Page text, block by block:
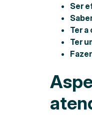
Ser
Ter
Ter